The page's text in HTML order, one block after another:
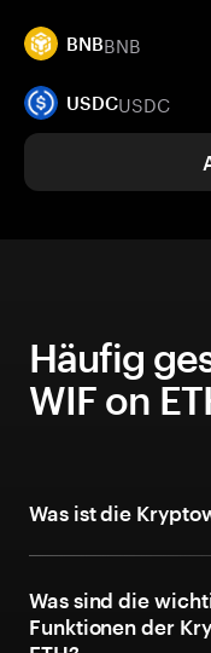
BNBBNB
USDCUSDC
Häufig
WIF on
Was ist die
Was sind die
Funktionen der